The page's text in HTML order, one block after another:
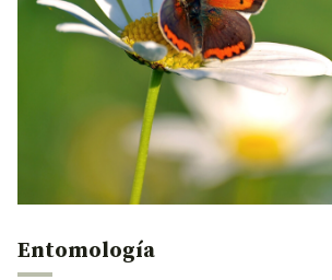
Entomología